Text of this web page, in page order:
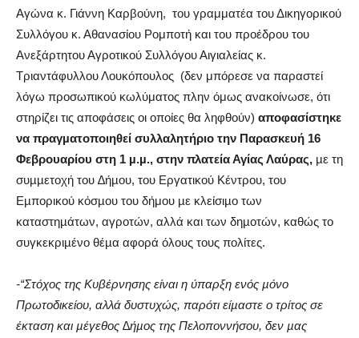
Αγώνα κ. Γιάννη Καρβούνη, του γραμματέα του Δικηγορικού
Συλλόγου κ. Αθανασίου Ρομποτή και του προέδρου του
Ανεξάρτητου Αγροτικού Συλλόγου Αιγιαλείας κ.
Τριαντάφυλλου Λουκόπουλος (δεν μπόρεσε να παραστεί
λόγω προσωπικού κωλύματος πλην όμως ανακοίνωσε, ότι
στηρίζει τις αποφάσεις οι οποίες θα ληφθούν) αποφασίστηκε
να πραγµατοποιηθεί συλλαλητήριο την Παρασκευή 16
Φεβρουαρίου στη 1 µ.µ., στην πλατεία Αγίας Λαύρας, µε τη
συµµετοχή του ∆ήµου, του Εργατικού Κέντρου, του
Εµπορικού κόσµου του δήμου µε κλείσιµο των
καταστηµάτων, αγροτών, αλλά και των δηµοτών, καθώς το
συγκεκριµένο θέµα αφορά όλους τους πολίτες.
-“Στόχος της Κυβέρνησης είναι η ύπαρξη ενός µόνο
Πρωτοδικείου, αλλά δυστυχώς, παρότι είµαστε ο τρίτος σε
έκταση και µέγεθος ∆ήµος της Πελοποννήσου, δεν µας